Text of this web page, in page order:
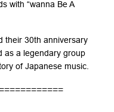
with “wanna Be A
their 30th anniversary
as a legendary group
of Japanese music.